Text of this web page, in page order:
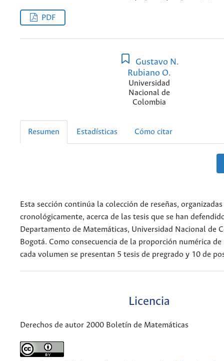
PDF
Gustavo N.
Rubiano O.
Universidad
Nacional de
Colombia
Resumen Estadísticas Cómo citar
Esta sección continúa la colección de reseñas, organizadas
cronológicamente, acerca de las tesis que se han
Departamento de Matemáticas, Universidad Nacional de
Bogotá. Como consecuencia de la proporción numérica de
cada volumen se presentan 5 tesis de pregrado y 10 de
Licencia
Derechos de autor 2000 Boletín de Matemáticas